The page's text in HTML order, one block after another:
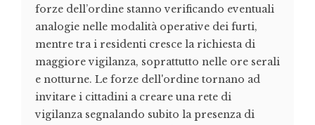
forze dell’ordine stanno verificando eventuali
analogie nelle modalità operative dei furti,
mentre tra i residenti cresce la richiesta di
maggiore vigilanza, soprattutto nelle ore serali
e notturne. Le forze dell'ordine tornano ad
invitare i cittadini a creare una rete di
vigilanza segnalando subito la presenza di